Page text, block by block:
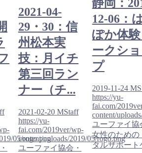
05/rogo.png
2021-04-
29・30：信
州松本実
技：月イチ
第三回ラン
ナー（チ...
2021-02-20 MStaff
https://yu-
fai.com/2019ver/wp-
content/uploads/2019/05/rogo.png
ユーファイ協会・
静岡：
12-06：
ぽか体
ークシ
プ
2019-11-24
https://yu-
fai.com/
content/
ユーファイ協
女性のための
タルサポート